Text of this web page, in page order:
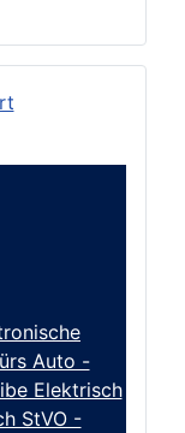
Auto -
Elektrisch
StVO -